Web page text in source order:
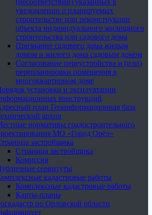
(несоответствии) указанных в
уведомлении о планируемых
строительстве или реконструкции
объекта индивидуального жилищного
строительства или садового дома
Признание садового дома жилым
домом и жилого дома садовым домом
Согласование переустройства и (или)
перепланировки помещения в
многоквартирном доме
установки и эксплуатации
конструкций
план Геоинформационная база
архив
нормативы градостроительного
МО «Город Орёл»
застройщика
Страница застройщика
Комиссия
сервитуты
кадастровые работы
Комплексные кадастровые работы
Карты-планы
по Орловской области